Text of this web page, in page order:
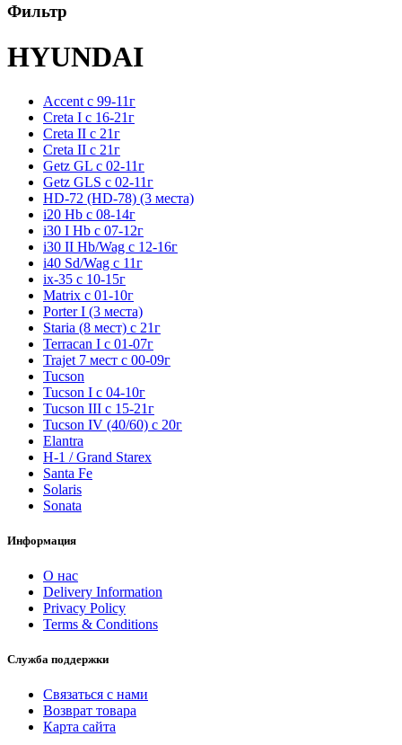
Фильтр
HYUNDAI
Accent с 99-11г
Creta I с 16-21г
Creta II с 21г
Creta II с 21г
Getz GL с 02-11г
Getz GLS с 02-11г
HD-72 (HD-78) (3 места)
i20 Hb с 08-14г
i30 I Hb с 07-12г
i30 II Hb/Wag с 12-16г
i40 Sd/Wag с 11г
ix-35 с 10-15г
Matrix с 01-10г
Porter I (3 места)
Staria (8 мест) c 21г
Terracan I c 01-07г
Trajet 7 мест с 00-09г
Tucson
Tucson I c 04-10г
Tucson III с 15-21г
Tucson IV (40/60) с 20г
Elantra
H-1 / Grand Starex
Santa Fe
Solaris
Sonata
Информация
О нас
Delivery Information
Privacy Policy
Terms & Conditions
Служба поддержки
Связаться с нами
Возврат товара
Карта сайта